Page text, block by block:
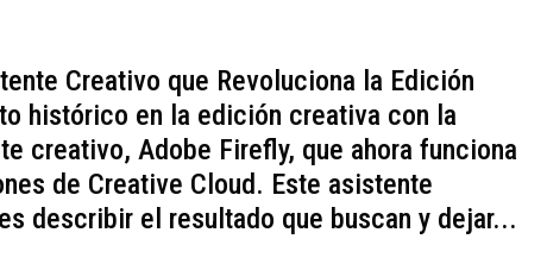
Creativo que Revoluciona la Edición
histórico en la edición creativa con la
creativo, Adobe Firefly, que ahora funciona
de Creative Cloud. Este asistente
describir el resultado que buscan y dejar...